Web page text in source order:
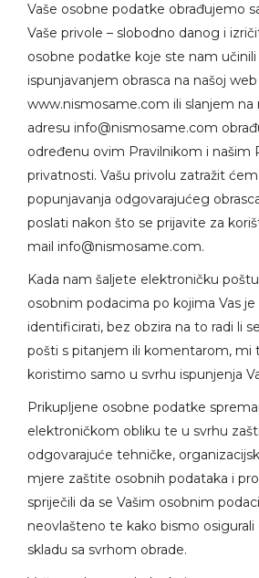
Vaše osobne podatke obrađujemo
Vaše privole – slobodno danog i
osobne podatke koje ste nam
ispunjavanjem obrasca na našoj
www.nismosame.com ili slanjem na
adresu info@nismosame.com
određenu ovim Pravilnikom i našim
privatnosti. Vašu privolu zatražit
popunjavanja odgovarajućeg
poslati nakon što se prijavite za
mail info@nismosame.com.
Kada nam šaljete elektroničku
osobnim podacima po kojima Vas
identificirati, bez obzira na to radi li
pošti s pitanjem ili komentarom, mi
koristimo samo u svrhu ispunjenja
Prikupljene osobne podatke
elektroničkom obliku te u svrhu
odgovarajuće tehničke,
mjere zaštite osobnih podataka i
spriječili da se Vašim osobnim
neovlašteno te kako bismo osigurali
skladu sa svrhom obrade.